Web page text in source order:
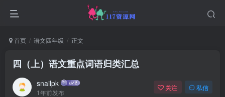
首页 语文四年级 正文
四（上）语文重点词语归类汇总
snailpk
1年前发布
关注 私信